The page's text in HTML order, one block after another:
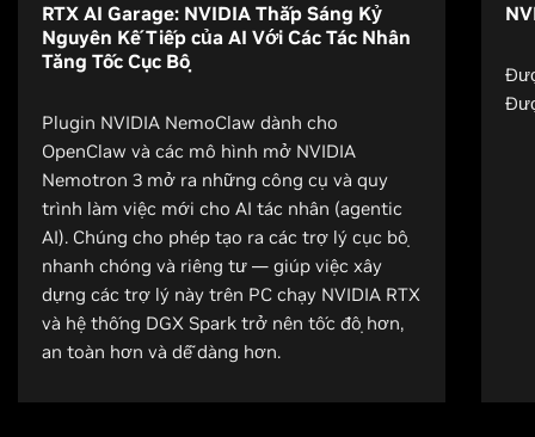
RTX AI Garage: NVIDIA Thắp Sáng Kỷ
Nguyên Kế Tiếp của AI Với Các Tác Nhân
Tăng Tốc Cục Bộ
Plugin NVIDIA NemoClaw dành cho
OpenClaw và các mô hình mở NVIDIA
Nemotron 3 mở ra những công cụ và quy
trình làm việc mới cho AI tác nhân (agentic
AI). Chúng cho phép tạo ra các trợ lý cục bộ
nhanh chóng và riêng tư — giúp việc xây
dựng các trợ lý này trên PC chạy NVIDIA RTX
và hệ thống DGX Spark trở nên tốc độ hơn,
an toàn hơn và dễ dàng hơn.